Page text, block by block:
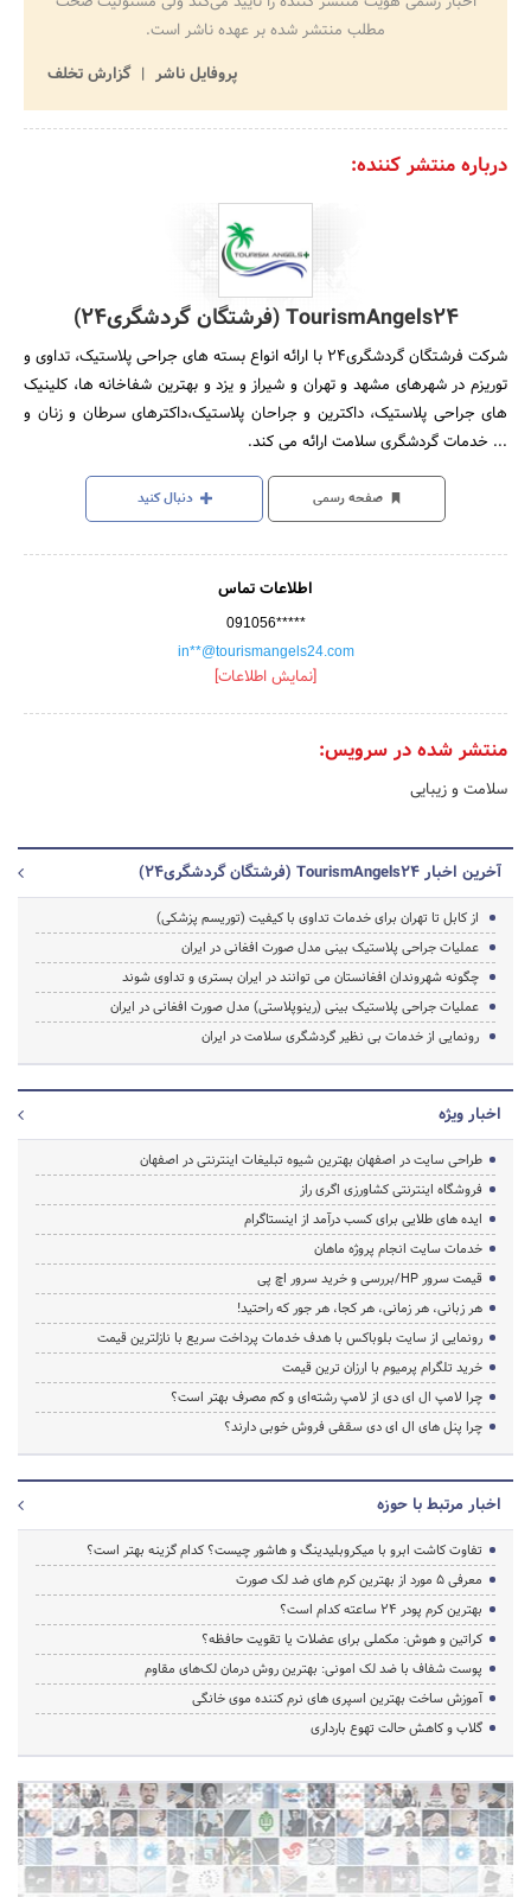
مطلب منتشر شده بر عهده ناشر است.
پروفایل ناشر
گزارش تخلف
درباره منتشر کننده:
TourismAngels24 (فرشتگان گردشگری24)
شرکت فرشتگان گردشگری24 با ارائه انواع بسته های جراحی پلاستیک، تداوی و
توریزم در شهرهای مشهد و تهران و شیراز و یزد و بهترین شفاخانه ها، کلینیک
های جراحی پلاستیک، داکترین و جراحان پلاستیک،داکترهای سرطان و زنان و
... خدمات گردشگری سلامت ارائه می کند.
صفحه رسمی دنبال کنید
اطلاعات تماس
091056*****
in**@tourismangels24.com
[نمایش اطلاعات]
منتشر شده در سرویس:
سلامت و زیبایی
آخرین اخبار TourismAngels24 (فرشتگان گردشگری24)
از کابل تا تهران برای خدمات تداوی با کیفیت (توریسم پزشکی)
عملیات جراحی پلاستیک بینی مدل صورت افغانی در ایران
چگونه شهروندان افغانستان می توانند در ایران بستری و تداوی شوند
عملیات جراحی پلاستیک بینی (رینوپلاستی) مدل صورت افغانی در ایران
رونمایی از خدمات بی نظیر گردشگری سلامت در ایران
اخبار ویژه
طراحی سایت در اصفهان بهترین شیوه تبلیغات اینترنتی در اصفهان
فروشگاه اینترنتی کشاورزی اگری راز
ایده های طلایی برای کسب درآمد از اینستاگرام
خدمات سایت انجام پروژه ماهان
قیمت سرور HP/بررسی و خرید سرور اچ پی
هر زبانی، هر زمانی، هر کجا، هر جور که راحتید!
رونمایی از سایت بلوباکس با هدف خدمات پرداخت سریع با نازلترین قیمت
خرید تلگرام پرمیوم با ارزان ترین قیمت
چرا لامپ ال ای دی از لامپ رشته‌ای و کم مصرف بهتر است؟
چرا پنل های ال ای دی سقفی فروش خوبی دارند؟
اخبار مرتبط با حوزه
تفاوت کاشت ابرو با میکروبلیدینگ و هاشور چیست؟ کدام گزینه بهتر است؟
معرفی 5 مورد از بهترین کرم های ضد لک صورت
بهترین کرم پودر 24 ساعته کدام است؟
کراتین و هوش: مکملی برای عضلات یا تقویت حافظه؟
پوست شفاف با ضد لک امونی: بهترین روش درمان لک‌های مقاوم
آموزش ساخت بهترین اسپری های نرم‌ کننده موی خانگی
گلاب و کاهش حالت تهوع بارداری